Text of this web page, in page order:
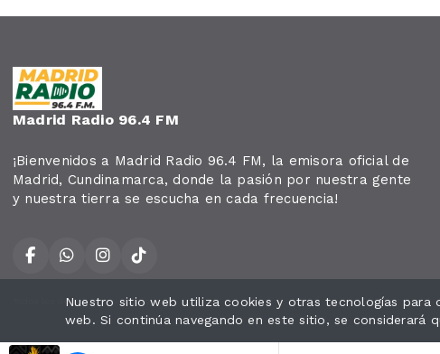
Madrid Radio 96.4 FM
¡Bienvenidos a Madrid Radio 96.4 FM, la emisora oficial de
Madrid, Cundinamarca, donde la pasión por nuestra gente
y nuestra tierra se escucha en cada frecuencia!
Todos los derechos reservados.
Nuestro sitio web utiliza cookies y otras tecnologías
web. Si continúa navegando en este sitio, se